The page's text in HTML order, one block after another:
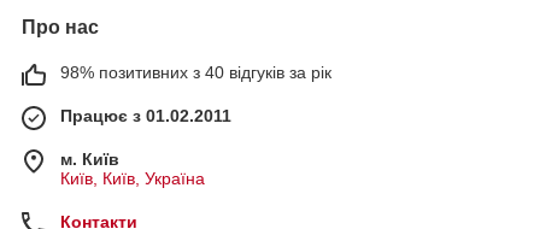
Про нас
98% позитивних з 40 відгуків за рік
Працює з 01.02.2011
м. Київ
Київ, Київ, Україна
Контакти